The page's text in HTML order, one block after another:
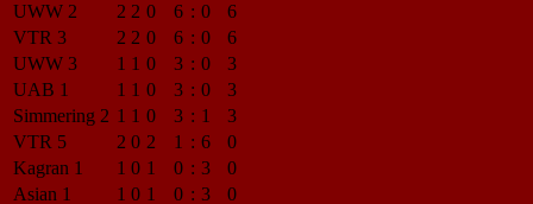
UWW 2
2 2 0 6 : 0
6
VTR 3
2 2 0 6 : 0
6
UWW 3
1 1 0 3 : 0
3
UAB 1
1 1 0 3 : 0
3
Simmering 2 1 1 0 3 : 1
3
VTR 5
2 0 2 1 : 6
0
Kagran 1
1 0 1 0 : 3
0
Asian 1
1 0 1 0 : 3 0